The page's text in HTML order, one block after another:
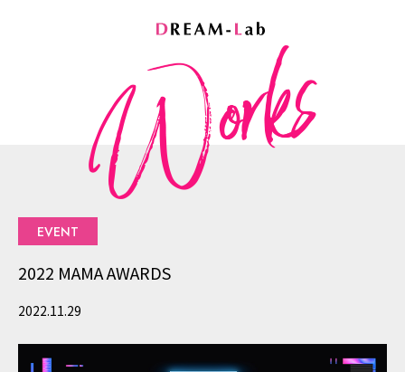
EVENT
2022 MAMA AWARDS
2022.11.29
個人情報保護の取り組みについて
プライバシーポリシー
本プライバシーポリシーは、株式会社ドリーム・ラボが収集
し、利用する全ての個人情報をその対象として、株式会社ド
リーム・ラボの個人情報に関する基本的指針を定めるもので
株式会社ドリーム・ラボは、個人情報を取り扱うにあたって